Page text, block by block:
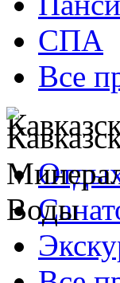
СПА
Все